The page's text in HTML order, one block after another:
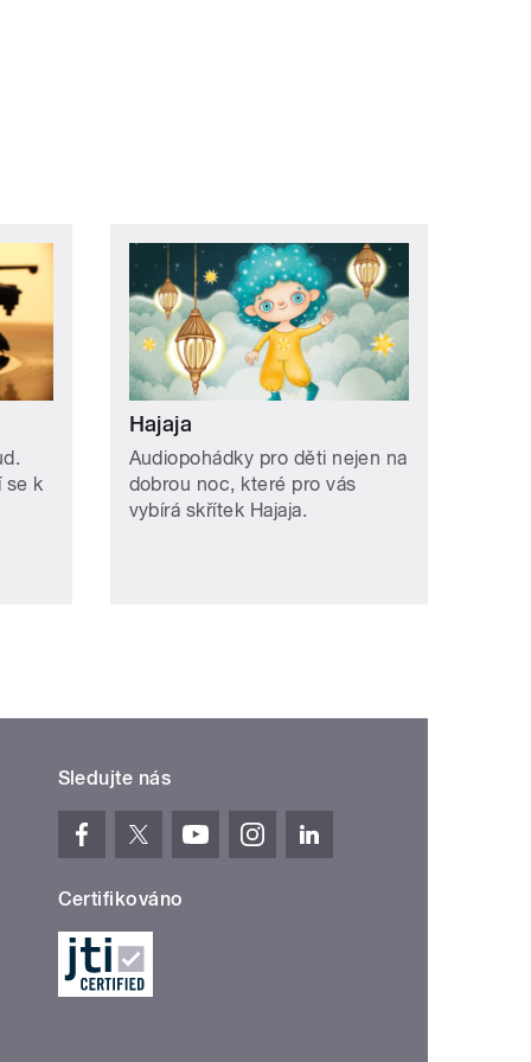
se k
Hajaja
Audiopohádky pro děti nejen na
dobrou noc, které pro vás
vybírá skřítek Hajaja.
Sledujte nás
Certifikováno